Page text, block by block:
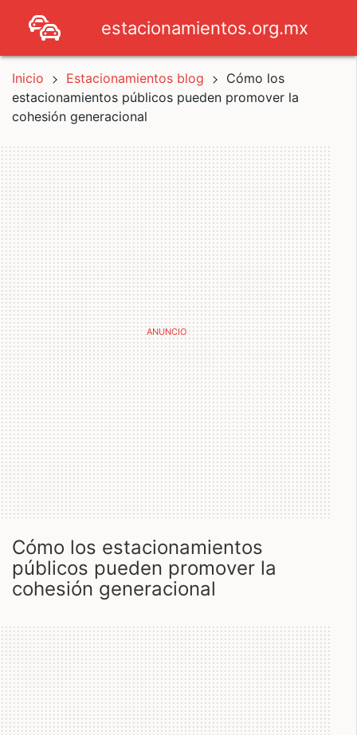
estacionamientos.org.mx
Inicio Estacionamientos blog
Cómo los
estacionamientos públicos pueden promover la
cohesión generacional
cómo los estacionamientos
públicos pueden promover la
cohesión generacional